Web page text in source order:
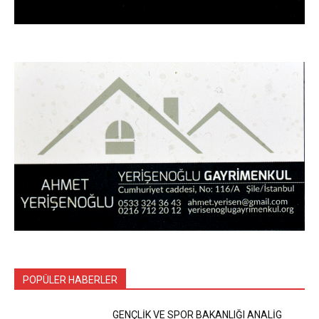
POPÜLER HABERLER
GENÇLİK VE SPOR BAKANLIĞI ANALİG